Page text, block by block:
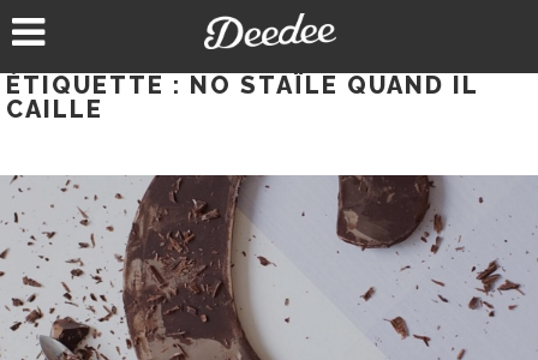
au
ÉTIQUETTE : NO STAÏLE QUAND IL
CAILLE